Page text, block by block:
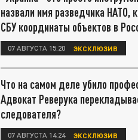
назвали имя разведчика НАТО,
СБУ координаты объектов в
07 АВГУСТА 15:20 ЭКСКЛЮЗИВ
Что на самом деле убило
Адвокат Реверука
следователя?
07 АВГУСТА 14:24 ЭКСКЛЮЗИВ